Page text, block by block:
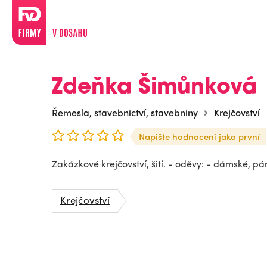
Zdeňka Šimůnková
Řemesla, stavebnictví, stavebniny Krejčovství
Napište hodnocení jako první
Zakázkové krejčovství, šití. - oděvy: - dámské,
Krejčovství